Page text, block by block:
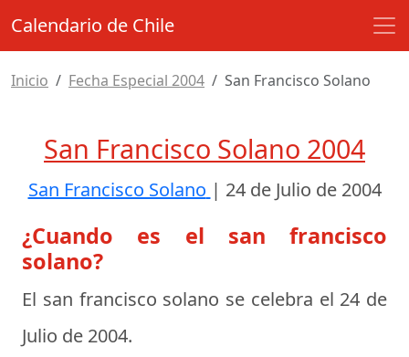
Calendario de Chile
Inicio Fecha Especial 2004 San Francisco Solano
San Francisco Solano 2004
San Francisco Solano | 24 de Julio de 2004
¿Cuando es el san francisco
solano?
El san francisco solano se celebra el 24 de
Julio de 2004.